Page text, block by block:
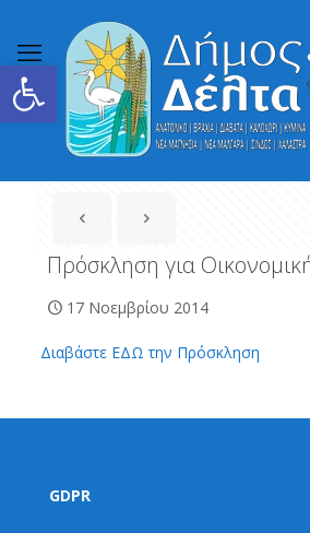
Ανοίξτε τη γραμμή εργαλείων
Πρόσκληση για
17 Νοεμβρίου 2014
Διαβάστε ΕΔΩ την Πρόσκληση
GDPR